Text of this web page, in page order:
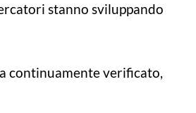
stanno sviluppando
continuamente verificato,